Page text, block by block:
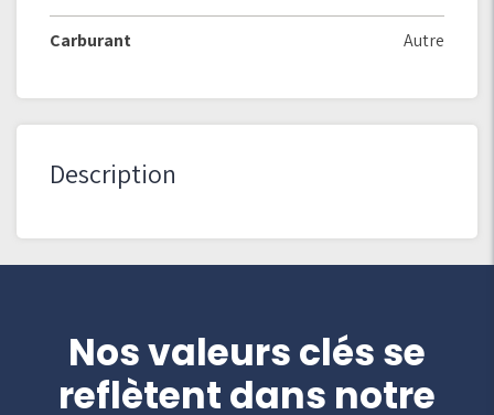
Carburant Autre
Description
Nos valeurs clés se
reflètent dans notre